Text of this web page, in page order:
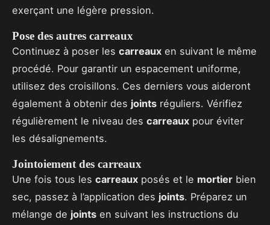
exerçant une légère pression.
Pose des autres carreaux
Continuez à poser les carreaux en suivant le même
procédé. Pour garantir un espacement uniforme,
utilisez des croisillons. Ces derniers vous aideront
également à obtenir des joints réguliers. Vérifiez
régulièrement le niveau des carreaux pour éviter
les désalignements.
Jointoiement des carreaux
Une fois tous les carreaux posés et le mortier bien
sec, passez à l’application des joints. Préparez un
mélange de joints en suivant les instructions du